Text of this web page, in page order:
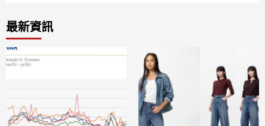
最新資訊